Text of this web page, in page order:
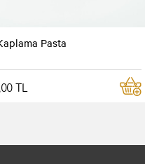
Pasta
TL